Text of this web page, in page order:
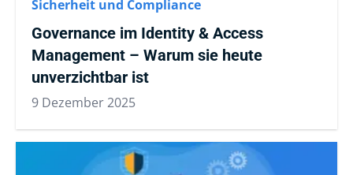
Sicherheit und Compliance
Governance im Identity & Access
Management – Warum sie heute
unverzichtbar ist
9 Dezember 2025